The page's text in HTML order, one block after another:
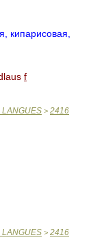
кипарисовая,
f
LANGUES > 2416
LANGUES > 2416